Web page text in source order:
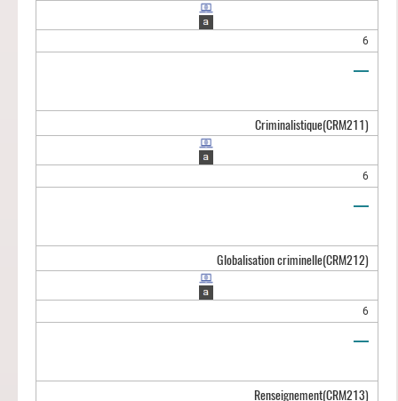
6
Criminalistique(CRM211)
6
Globalisation criminelle(CRM212)
6
Renseignement(CRM213)